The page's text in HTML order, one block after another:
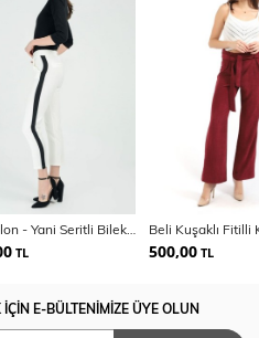
TL 500,00 TL
E-BÜLTENİMİZE ÜYE OLUN